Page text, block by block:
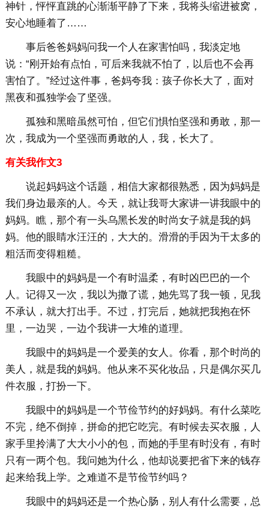
神针，怦怦直跳的心渐渐平静了下来，我将头缩进被窝，
安心地睡着了……
事后爸爸妈妈问我一个人在家害怕吗，我淡定地
说：“刚开始有点怕，可后来我就不怕了，以后也不会再
害怕了。”经过这件事，爸妈夸我：孩子你长大了，面对
黑夜和孤独学会了坚强。
孤独和黑暗虽然可怕，但它们惧怕坚强和勇敢，那一
次，我成为一个坚强而勇敢的人，我，长大了。
有关我作文3
说起妈妈这个话题，相信大家都很熟悉，因为妈妈是
我们身边最亲的人。今天，就让我哥大家讲一讲我眼中的
妈妈。瞧，那个有一头乌黑长发的时尚女子就是我的妈
妈。他的眼睛水汪汪的，大大的。滑滑的手因为干太多的
粗活而变得粗糙。
我眼中的妈妈是一个有时温柔，有时凶巴巴的一个
人。记得又一次，我以为撒了谎，她先骂了我一顿，见我
不承认，就大打出手。不过，打完后，她就把我抱在怀
里，一边哭，一边个我讲一大堆的道理。
我眼中的妈妈是一个爱美的女人。你看，那个时尚的
美人，就是我的妈妈。他从来不买化妆品，只是偶尔买几
件衣服，打扮一下。
我眼中的妈妈是一个节俭节约的好妈妈。有什么菜吃
不完，绝不倒掉，拼命的把它吃完。有时候去买衣服，人
家手里拎满了大大小小的包，而她的手里有时没有，有时
只有一两个包。我问她为什么，他却说要把省下来的钱存
起来给我上学。之难道不是节俭节约吗？
我眼中的妈妈还是一个热心肠，别人有什么需要，总